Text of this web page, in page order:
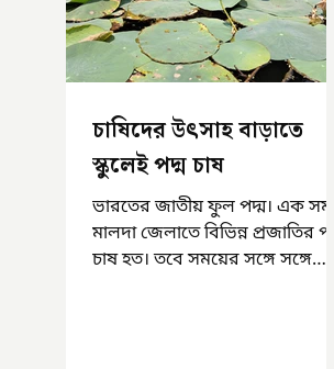
চাষিদের উৎসাহ বাড়াতে
স্কুলেই পদ্ম চাষ
ভারতের জাতীয় ফুল পদ্ম। এক সময়
মালদা জেলাতে বিভিন্ন প্রজাতির পদ্ম
চাষ হত। তবে সময়ের সঙ্গে সঙ্গে